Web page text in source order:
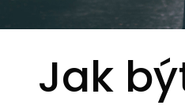
Jak